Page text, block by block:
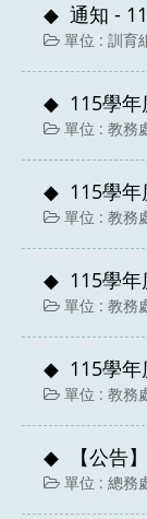
通知 -
流程 (8月1
單位 : 訓育
115學
單位 : 教務
115學
單位 : 教務
115學
單位 : 教務
115學
公告單位 : 教務
【公告
比您更在意
單位 : 總務